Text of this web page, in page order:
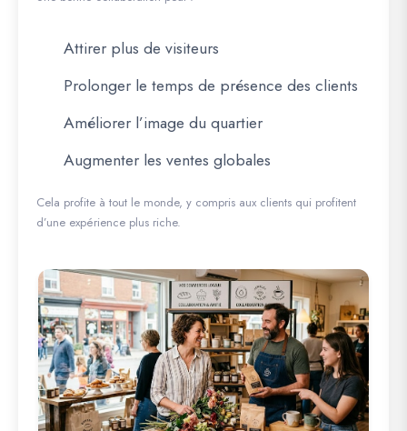
Attirer plus de visiteurs
Prolonger le temps de présence des clients
Améliorer l’image du quartier
Augmenter les ventes globales
Cela profite à tout le monde, y compris aux clients qui profitent
d’une expérience plus riche.